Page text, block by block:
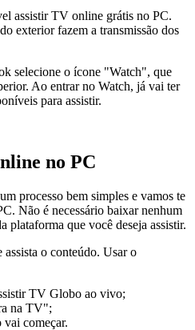
assistir TV online grátis no PC.
exterior fazem a transmissão dos
selecione o ícone "Watch", que
Ao entrar no Watch, já vai ter
para assistir.
no PC
processo bem simples e vamos te
Não é necessário baixar nenhum
plataforma que você deseja assistir.
o conteúdo. Usar o
TV Globo ao vivo;
na TV";
começar.